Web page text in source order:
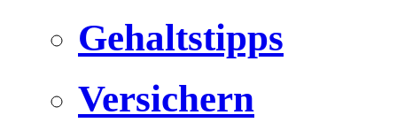
Gehaltstipps
Versichern